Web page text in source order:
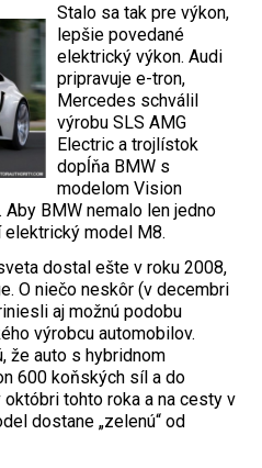
Stalo sa tak pre výkon,
lepšie povedané
elektrický výkon. Audi
pripravuje e-tron,
Mercedes schválil
výrobu SLS AMG
Electric a trojlístok
dopĺňa BMW s
modelom Vision
BMW nemalo len jedno
model M8.
dostal ešte v roku 2008,
O niečo neskôr (v decembri
aj možnú podobu
výrobcu automobilov.
že auto s hybridnom
600 koňských síl a do
tohto roka a na cesty v
dostane „zelenú“ od